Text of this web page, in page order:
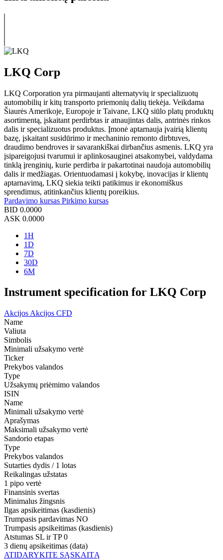
LKQ Corp
LKQ Corporation yra pirmaujanti alternatyvių ir specializuotų
automobilių ir kitų transporto priemonių dalių tiekėja. Veikdama
Šiaurės Amerikoje, Europoje ir Taivane, LKQ siūlo platų produktų
asortimentą, įskaitant perdirbtas ir atnaujintas dalis, antrinės rinkos
dalis ir specializuotus produktus. Įmonė aptarnauja įvairią klientų
bazę, įskaitant susidūrimo ir mechaninio remonto dirbtuves,
draudimo bendroves ir savarankiškai dirbančius asmenis. LKQ yra
įsipareigojusi tvarumui ir aplinkosauginei atsakomybei, valdydama
tinklą įrenginių, kurie perdirba ir pakartotinai naudoja automobilių
dalis ir medžiagas. Orientuodamasi į kokybę, inovacijas ir klientų
aptarnavimą, LKQ siekia teikti patikimus ir ekonomiškus
sprendimus, atitinkančius klientų poreikius.
Pardavimo kursas Pirkimo kursas
BID 0.0000
ASK 0.0000
1H
1D
7D
30D
6M
Instrument specification for LKQ Corp
Akcijos Akcijos CFD
Name
Valiuta
Simbolis
Minimali užsakymo vertė
Ticker
Prekybos valandos
Type
Užsakymų priėmimo valandos
ISIN
Name
Minimali užsakymo vertė
Aprašymas
Maksimali užsakymo vertė
Sandorio etapas
Type
Prekybos valandos
Sutarties dydis / 1 lotas
Reikalingas užstatas
1 pipo vertė
Finansinis svertas
Minimalus žingsnis
Ilgas apsikeitimas (kasdienis)
Trumpasis pardavimas NO
Trumpasis apsikeitimas (kasdienis)
Atstumas SL ir TP 0
3 dienų apsikeitimas (data)
ATIDARYKITE SĄSKAITĄ